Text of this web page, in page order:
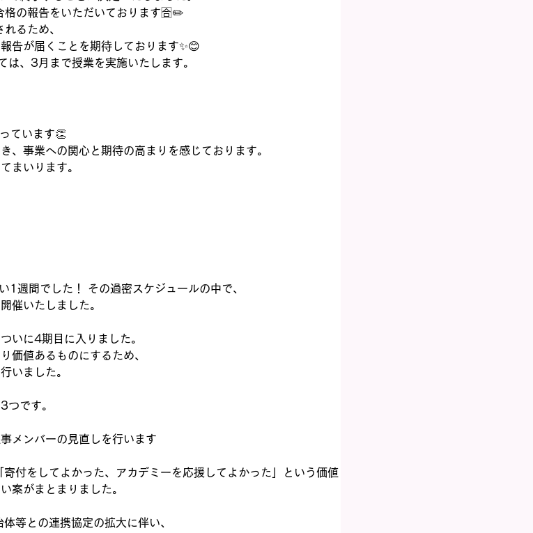
格の報告をいただいております🈴✏️
るため、
告が届くことを期待しております✨😊
、3月まで授業を実施いたします。
ています👏
、事業への関心と期待の高まりを感じております。
まいります。
1週間でした！ その過密スケジュールの中で、
催いたしました。
いに4期目に入りました。
価値あるものにするため、
いました。
つです。
メンバーの見直しを行います
寄付をしてよかった、アカデミーを応援してよかった」という価値
案がまとまりました。
等との連携協定の拡大に伴い、